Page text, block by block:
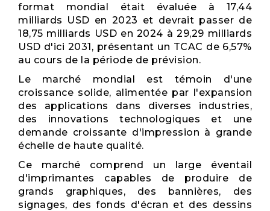
format mondial était évaluée à 17,44
milliards USD en 2023 et devrait passer de
18,75 milliards USD en 2024 à 29,29 milliards
USD d'ici 2031, présentant un TCAC de 6,57%
au cours de la période de prévision.
Le marché mondial est témoin d'une
croissance solide, alimentée par l'expansion
des applications dans diverses industries,
des innovations technologiques et une
demande croissante d'impression à grande
échelle de haute qualité.
Ce marché comprend un large éventail
d'imprimantes capables de produire de
grands graphiques, des bannières, des
signages, des fonds d'écran et des dessins